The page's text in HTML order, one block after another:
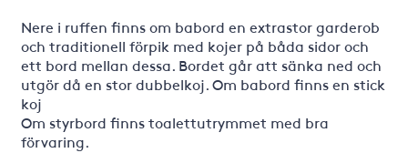
Nere i ruffen finns om babord en extrastor garderob
och traditionell förpik med kojer på båda sidor och
ett bord mellan dessa. Bordet går att sänka ned och
utgör då en stor dubbelkoj. Om babord finns en stick
koj
Om styrbord finns toalettutrymmet med bra
förvaring.